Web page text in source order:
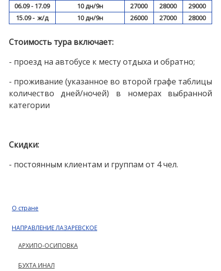
06.09 - 17.09 10 дн/9н 27000 28000
29000
15.09 - ж/д
10 дн/9н 26000 27000 28000
Стоимость тура включает:
- проезд на автобусе к месту отдыха и обратно;
- проживание (указанное во второй графе таблицы
количество дней/ночей) в номерах выбранной
категории
Скидки:
- постоянным клиентам и группам от 4 чел.
О стране
НАПРАВЛЕНИЕ ЛАЗАРЕВСКОЕ
АРХИПО-ОСИПОВКА
БУХТА ИНАЛ